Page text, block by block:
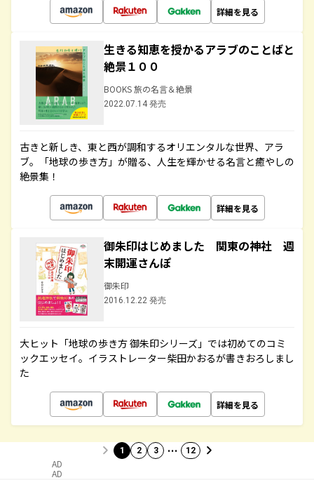
詳細を見る
生きる知恵を授かるアラブのことばと
絶景１００
BOOKS 旅の名言＆絶景
2022.07.14 発売
古きと新しき、東と西が調和するオリエンタルな世界、アラ
ブ。「地球の歩き方」が贈る、人生を輝かせる名言と癒やしの
絶景集！
詳細を見る
御朱印はじめました 関東の神社 週
末開運さんぽ
御朱印
2016.12.22 発売
大ヒット「地球の歩き方 御朱印シリーズ」では初めてのコミ
ックエッセイ。イラストレーター柴田かおるが書きおろしまし
た
詳細を見る
1 2 3 … 12
AD
AD